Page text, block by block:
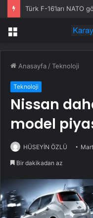
Menü
Anasayfa /Teknoloji
Teknoloji
Nissan
model
HÜSEYİN ÖZLÜ
Bir dakikadan az